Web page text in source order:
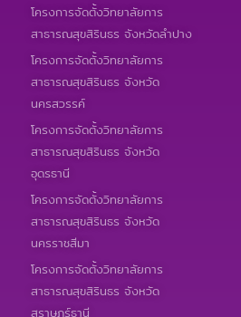
โครงการจัดตั้งวิทยาลัยการ
สาธารณสุขสิรินธร จังหวัดลำปาง
โครงการจัดตั้งวิทยาลัยการ
สาธารณสุขสิรินธร จังหวัด
นครสวรรค์
โครงการจัดตั้งวิทยาลัยการ
สาธารณสุขสิรินธร จังหวัด
อุดรธานี
โครงการจัดตั้งวิทยาลัยการ
สาธารณสุขสิรินธร จังหวัด
นครราชสีมา
โครงการจัดตั้งวิทยาลัยการ
สาธารณสุขสิรินธร จังหวัด
สุราษฎร์ธานี